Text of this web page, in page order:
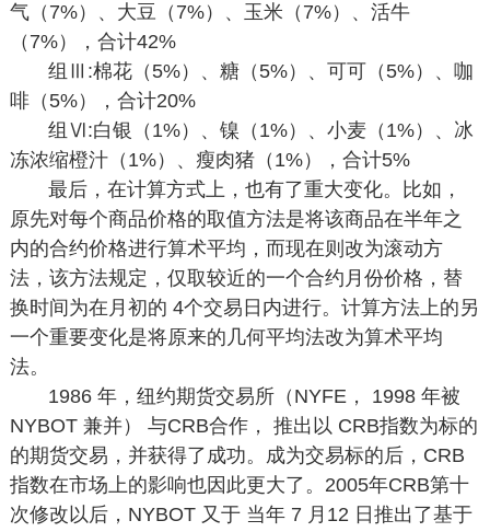
气（7%）、大豆（7%）、玉米（7%）、活牛
（7%），合计42%
组Ⅲ:棉花（5%）、糖（5%）、可可（5%）、咖
啡（5%），合计20%
组Ⅵ:白银（1%）、镍（1%）、小麦（1%）、冰
冻浓缩橙汁（1%）、瘦肉猪（1%），合计5%
最后，在计算方式上，也有了重大变化。比如，
原先对每个商品价格的取值方法是将该商品在半年之
内的合约价格进行算术平均，而现在则改为滚动方
法，该方法规定，仅取较近的一个合约月份价格，替
换时间为在月初的 4个交易日内进行。计算方法上的另
一个重要变化是将原来的几何平均法改为算术平均
法。
1986 年，纽约期货交易所（NYFE， 1998 年被
NYBOT 兼并） 与CRB合作， 推出以 CRB指数为标的
的期货交易，并获得了成功。成为交易标的后，CRB
指数在市场上的影响也因此更大了。2005年CRB第十
次修改以后，NYBOT 又于 当年 7 月12 日推出了基于